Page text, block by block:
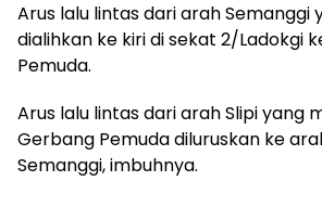
Arus lalu lintas dari arah Semanggi
dialihkan ke kiri di sekat 2/Ladokgi
Pemuda.
Arus lalu lintas dari arah Slipi yang
Gerbang Pemuda diluruskan ke
Semanggi, imbuhnya.